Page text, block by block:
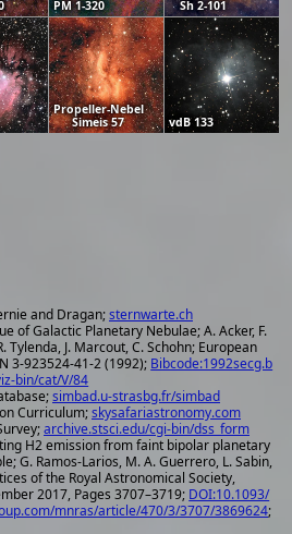
PM 1-320
Sh 2-101
Propeller-Nebel
Simeis 57
vdB 133
and Dragan;sternwarte.ch
of Galactic Planetary Nebulae; A. Acker, F.
Tylenda, J. Marcout, C. Schohn; European
3-923524-41-2 (1992); Bibcode:1992secg.b
bin/cat/V/84
simbad.u-strasbg.fr/simbad
Curriculum;skysafariastronomy.com
archive.stsci.edu/cgi-bin/dss_form
H2 emission from faint bipolar planetary
G. Ramos-Larios, M. A. Guerrero, L. Sabin,
of the Royal Astronomical Society,
2017, Pages 3707–3719; DOI:10.1093/
mnras/article/470/3/3707/3869624;